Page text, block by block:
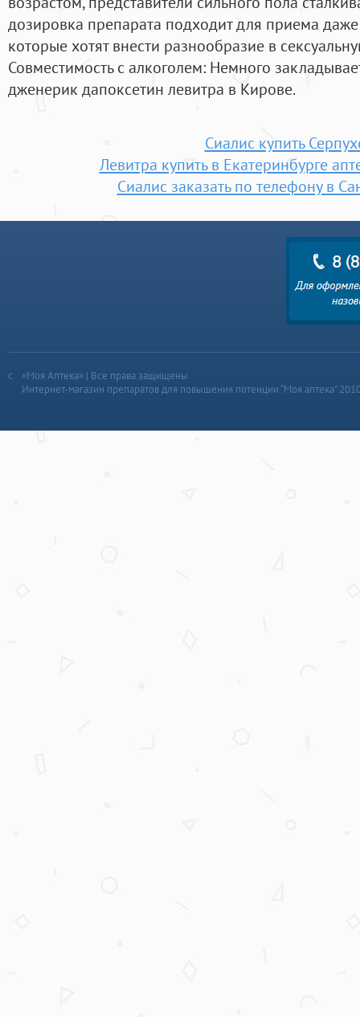
дозировка препарата подходит для приема
которые хотят внести разнообразие в
Совместимость с алкоголем: Немного
дженерик дапоксетин левитра в Кирове.
Сиалис купить
Левитра купить в Екатеринбурге
Сиалис заказать по телефону в
«Моя Аптека» | Все права защищены
Интернет-магазин препаратов для повышения потенции “Моя аптека”